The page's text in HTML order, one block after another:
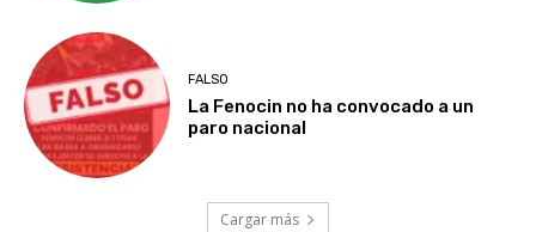
FALSO
La Fenocin no ha convocado a un
paro nacional
Cargar más